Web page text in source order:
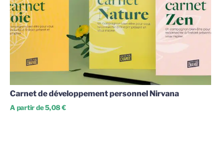
Carnet de développement personnel Nirvana
A partir de 5,08 €